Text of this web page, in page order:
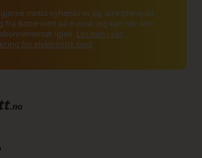
gjerne motta nyhetsbrev og skreddersydd
fra Batterinett på e-post. Jeg kan når som
igjen. Les mer i vår
for elektronisk post